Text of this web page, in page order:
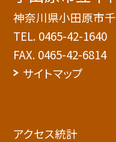
神奈川県小田原市
TEL. 0465-42-1640
FAX. 0465-42-6814
サイトマップ
アクセス統計